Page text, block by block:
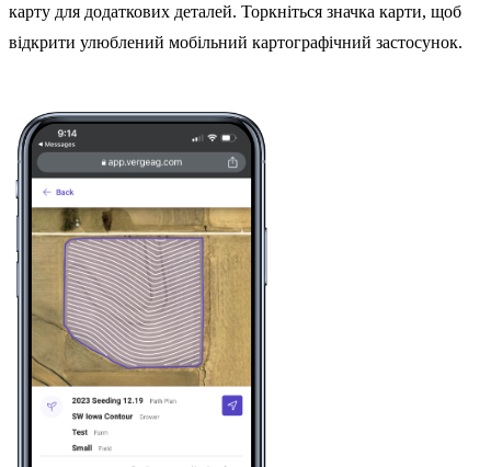
карту для додаткових деталей. Торкніться значка карти, щоб
відкрити улюблений мобільний картографічний застосунок.